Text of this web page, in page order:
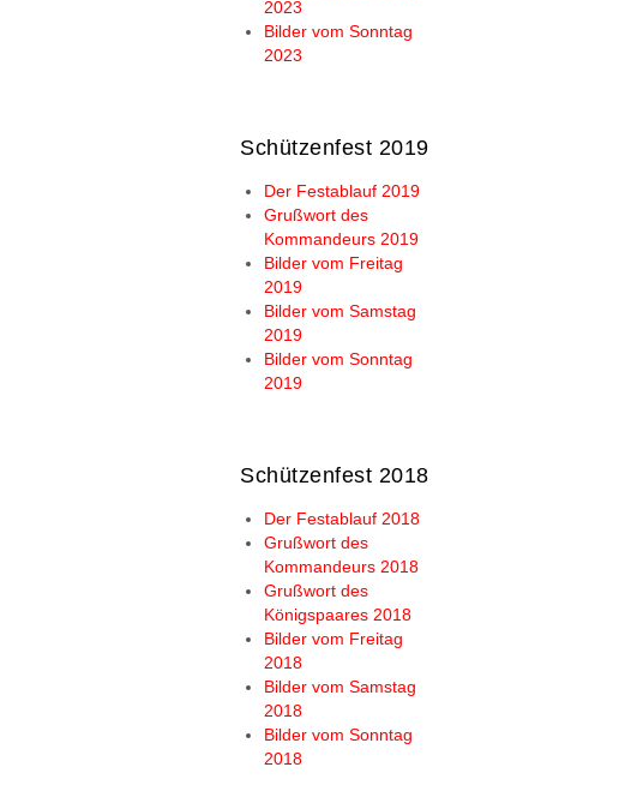
2023
Bilder vom Sonntag
2023
Schützenfest 2019
Der Festablauf 2019
Grußwort des
Kommandeurs 2019
Bilder vom Freitag
2019
Bilder vom Samstag
2019
Bilder vom Sonntag
2019
Schützenfest 2018
Der Festablauf 2018
Grußwort des
Kommandeurs 2018
Grußwort des
Königspaares 2018
Bilder vom Freitag
2018
Bilder vom Samstag
2018
Bilder vom Sonntag
2018